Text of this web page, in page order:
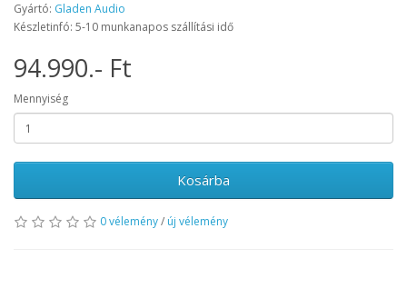
Gyártó: Gladen Audio
Készletinfó: 5-10 munkanapos szállítási idő
94.990.- Ft
Mennyiség
Kosárba
0 vélemény/ új vélemény